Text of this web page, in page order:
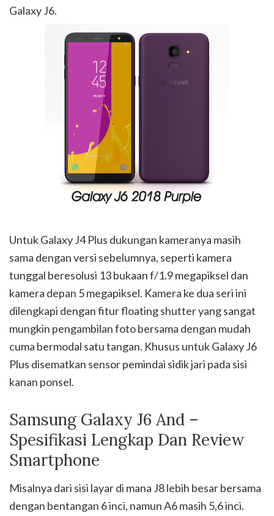
Galaxy J6.
Untuk Galaxy J4 Plus dukungan kameranya masih
sama dengan versi sebelumnya, seperti kamera
tunggal beresolusi 13 bukaan f/1.9 megapiksel dan
kamera depan 5 megapiksel. Kamera ke dua seri ini
dilengkapi dengan fitur floating shutter yang sangat
mungkin pengambilan foto bersama dengan mudah
cuma bermodal satu tangan. Khusus untuk Galaxy J6
Plus disematkan sensor pemindai sidik jari pada sisi
kanan ponsel.
Samsung Galaxy J6 And –
Spesifikasi Lengkap Dan Review
Smartphone
Misalnya dari sisi layar di mana J8 lebih besar bersama
dengan bentangan 6 inci, namun A6 masih 5,6 inci.